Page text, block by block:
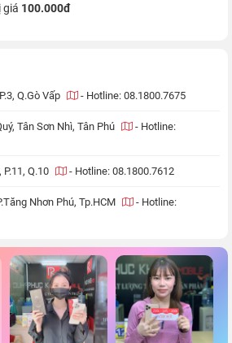
giá 100.000đ
Q.Gò Vấp - Hotline: 08.1800.7675
Tân Sơn Nhì, Tân Phú - Hotline:
Q.10 - Hotline: 08.1800.7612
Nhơn Phú, Tp.HCM - Hotline: